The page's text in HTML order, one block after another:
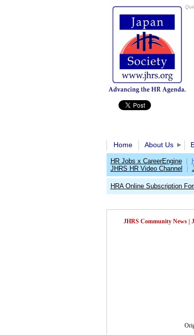
Home About Us
HR Jobs x CareerEngine
JHRS HR Video Channel
HRA Online Subscription
JHRS Community News |